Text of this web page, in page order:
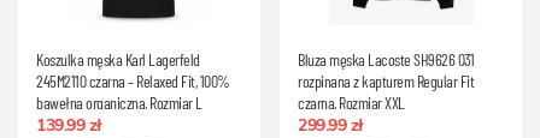
Koszulka męska Karl Lagerfeld
245M2110 czarna – Relaxed Fit, 100%
bawełna organiczna, Rozmiar L
139.99 zł
Bluza męska Lacoste SH9626 031
rozpinana z kapturem Regular Fit
czarna, Rozmiar XXL
299.99 zł